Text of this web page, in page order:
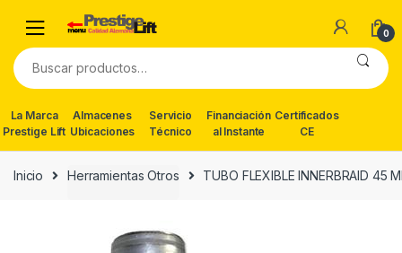
navigation
content
0
Buscar
por:
La Marca
Prestige Lift
Almacenes
Ubicaciones
Servicio
Técnico
Financiación
al Instante
Certificados
CE
Inicio Herramientas Otros TUBO FLEXIBLE INNERBRAID 45